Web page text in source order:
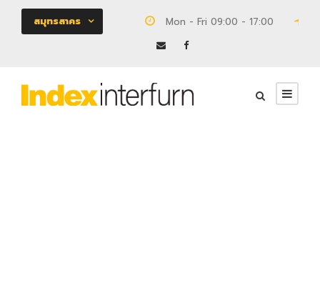
สมุทรสาคร Mon - Fri 09:00 - 17:00